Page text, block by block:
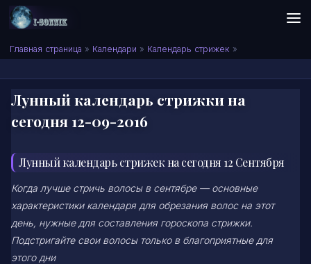
Skip to content
Сонник I-SONNIK.COM
Главная страница » Календари » Календарь стрижек »
Лунный календарь стрижки на
сегодня 12-09-2016
Лунный календарь стрижек на сегодня 12 Сентября
Когда лучше стричь волосы в сентябре — основные
характеристики календаря для обрезания волос на этот
день, нужные для составления гороскопа стрижки.
Подстригайте свои волосы только в благоприятные для
этого дни